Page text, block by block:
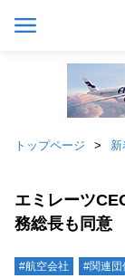
トップページ 新
エミレーツ
務総長も同意
#航空会社 #関連団